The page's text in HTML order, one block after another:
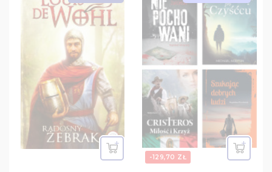
-129,70 ZŁ